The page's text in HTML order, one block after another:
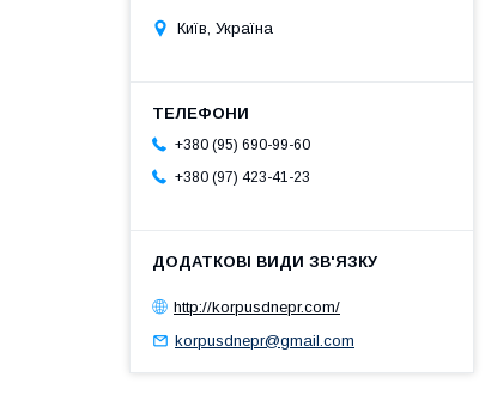
Київ, Україна
+380 (95) 690-99-60
+380 (97) 423-41-23
http://korpusdnepr.com/
korpusdnepr@gmail.com